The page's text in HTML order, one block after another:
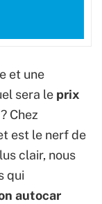
et une
sera le prix
Chez
est le nerf de
clair, nous
qui
autocar